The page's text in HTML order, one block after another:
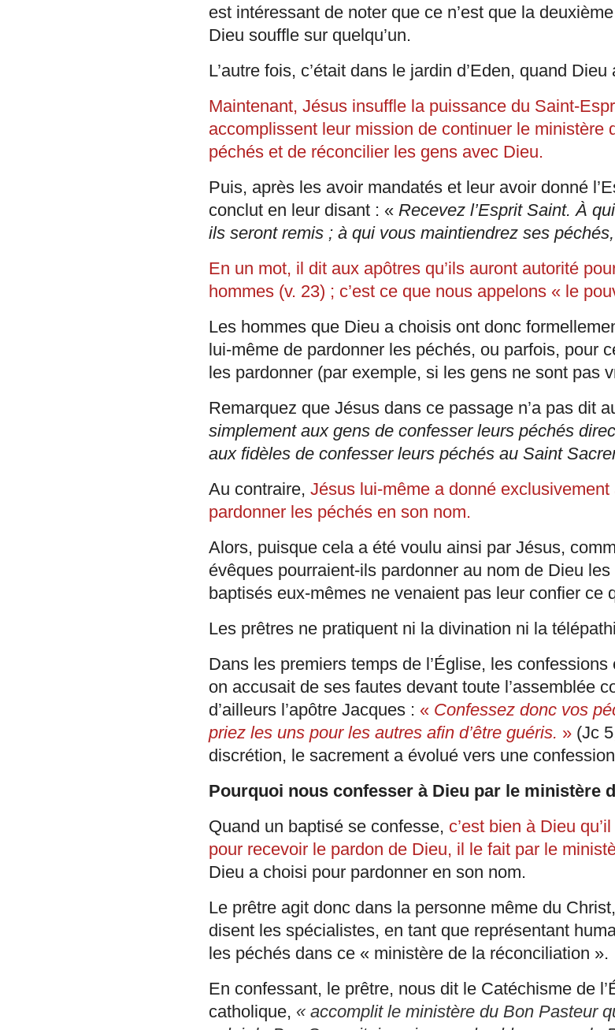
est intéressant de noter que ce n’est que la
Dieu souffle sur quelqu’un.
L’autre fois, c’était dans le jardin d’Eden, quand
Maintenant, Jésus insuffle la puissance du Saint-
accomplissent leur mission de continuer le ministère
péchés et de réconcilier les gens avec Dieu.
Puis, après les avoir mandatés et leur avoir donné
conclut en leur disant : « Recevez l’Esprit Saint. À
ils seront remis ; à qui vous maintiendrez ses
En un mot, il dit aux apôtres qu’ils auront autorité
hommes (v. 23) ; c’est ce que nous appelons « le
Les hommes que Dieu a choisis ont donc
lui-même de pardonner les péchés, ou parfois, pour
les pardonner (par exemple, si les gens ne sont pas
Remarquez que Jésus dans ce passage n’a pas dit
simplement aux gens de confesser leurs péchés
aux fidèles de confesser leurs péchés au Saint
Au contraire,Jésus lui-même a donné
pardonner les péchés en son nom.
Alors, puisque cela a été voulu ainsi par Jésus,
évêques pourraient-ils pardonner au nom de Dieu
baptisés eux-mêmes ne venaient pas leur confier ce
Les prêtres ne pratiquent ni la divination ni la
Dans les premiers temps de l’Église, les
on accusait de ses fautes devant toute l’assemblée
d’ailleurs l’apôtre Jacques : « Confessez donc vos
priez les uns pour les autres afin d’être guéris. » (Jc
discrétion, le sacrement a évolué vers une
Pourquoi nous confesser à Dieu par le ministère
Quand un baptisé se confesse, c’est bien à Dieu
pour recevoir le pardon de Dieu, il le fait par le
Dieu a choisi pour pardonner en son nom.
Le prêtre agit donc dans la personne même du
disent les spécialistes, en tant que représentant
les péchés dans ce « ministère de la réconciliation ».
En confessant, le prêtre, nous dit le Catéchisme de
catholique, « accomplit le ministère du Bon Pasteur